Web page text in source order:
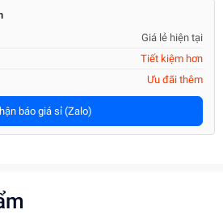
Giá lẻ hiện tại
Tiết kiệm hơn
Ưu đãi thêm
báo giá sỉ (Zalo)